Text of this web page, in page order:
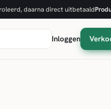
daarna direct uitbetaald
Inloggen